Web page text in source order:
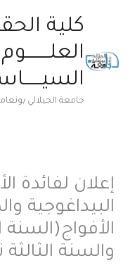
كلية
العلــــــــوم
جامعة الجيلالي
إعلان لفائدة
البيداغوجية
والسنة